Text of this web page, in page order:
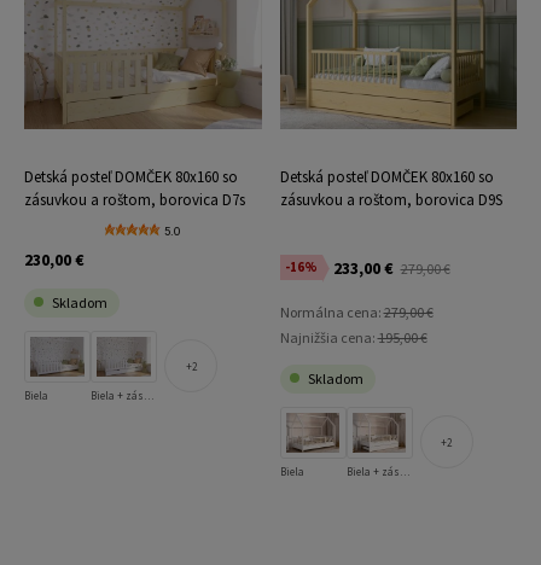
Detská posteľ DOMČEK 80x160 so
zásuvkou a roštom, borovica D7s
5.0
230,00 €
Skladom
Biela Biela + zásuvka
2
Detská posteľ DOMČEK 80x160 so
zásuvkou a roštom, borovica D9S
-16% 233,00 € 279,00 €
Normálna cena:279,00 €
Najnižšia cena:195,00 €
Skladom
Biela Biela + zásuvka
2